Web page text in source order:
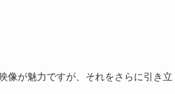
像が魅力ですが、それをさらに引き立